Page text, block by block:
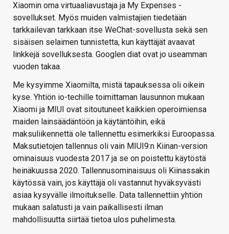
Xiaomin oma virtuaaliavustaja ja My Expenses -
sovellukset. Myös muiden valmistajien tiedetään
tarkkailevan tarkkaan itse WeChat-sovellusta sekä sen
sisäisen selaimen tunnistetta, kun käyttäjät avaavat
linkkejä sovelluksesta. Googlen diat ovat jo useamman
vuoden takaa.
Me kysyimme Xiaomilta, mistä tapauksessa oli oikein
kyse. Yhtiön io-techille toimittaman lausunnon mukaan
Xiaomi ja MIUI ovat sitoutuneet kaikkien operoimiensa
maiden lainsäädäntöön ja käytäntöihin, eikä
maksuliikennettä ole tallennettu esimerkiksi Euroopassa.
Maksutietojen tallennus oli vain MIUI9:n Kiinan-version
ominaisuus vuodesta 2017 ja se on poistettu käytöstä
heinäkuussa 2020. Tallennusominaisuus oli Kiinassakin
käytössä vain, jos käyttäjä oli vastannut hyväksyvästi
asiaa kysyvälle ilmoitukselle. Data tallennettiin yhtiön
mukaan salatusti ja vain paikallisesti ilman
mahdollisuutta siirtää tietoa ulos puhelimesta.